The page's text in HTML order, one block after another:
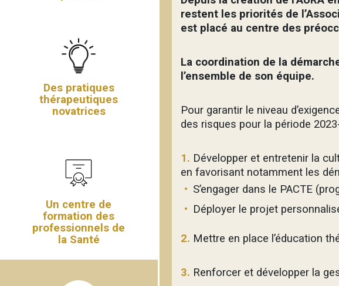
Des pratiques
thérapeutiques
novatrices
Un centre de
formation des
professionnels de
la Santé
restent les priorités de
est placé au centre des
La coordination de la
l’ensemble de son équipe.
Pour garantir le niveau
des risques pour la période
1. Développer et entretenir la
en favorisant notamment les
S’engager dans le PACTE
Déployer le projet
2. Mettre en place l’éducation
3. Renforcer et développer la